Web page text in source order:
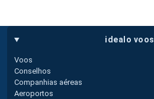
idealo voos
Voos
Conselhos
Companhias aéreas
Aeroportos